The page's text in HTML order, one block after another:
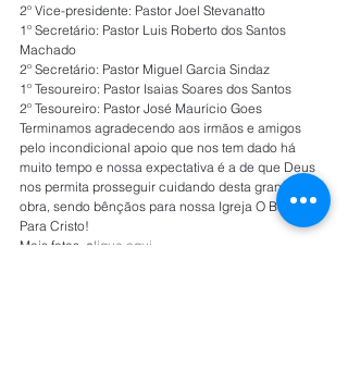
2º Vice-presidente: Pastor Joel Stevanatto
1º Secretário: Pastor Luis Roberto dos Santos
Machado
2º Secretário: Pastor Miguel Garcia Sindaz
1º Tesoureiro: Pastor Isaias Soares dos Santos
2º Tesoureiro: Pastor José Maurício Goes
Terminamos agradecendo aos irmãos e amigos
pelo incondicional apoio que nos tem dado há
muito tempo e nossa expectativa é a de que Deus
nos permita prosseguir cuidando desta grandiosa
obra, sendo bênçãos para nossa Igreja O Brasil
Para Cristo!
Mais fotos, clique aqui